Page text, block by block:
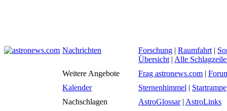
Nachrichten Forschung | Raumfahrt |
Übersicht | Alle
Weitere Angebote
Frag astronews.com |
Kalender
Sternenhimmel | Startrampe
Nachschlagen
AstroGlossar| AstroLinks